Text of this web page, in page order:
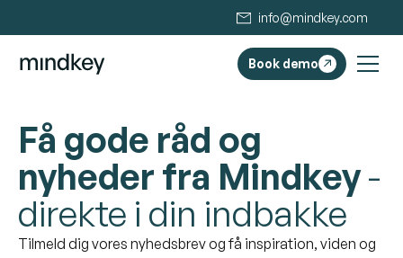
info@mindkey.com
Book demo
Få gode råd og
nyheder fra Mindkey-
direkte i din indbakke
Tilmeld dig vores nyhedsbrev og få inspiration, viden og